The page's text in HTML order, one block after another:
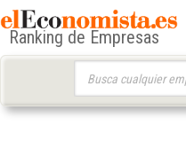
Ranking de Empresas